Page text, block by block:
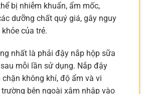
bị nhiễm khuẩn, ẩm mốc,
dưỡng chất quý giá, gây nguy
của trẻ.
nhất là phải đậy nắp hộp sữa
mỗi lần sử dụng. Nắp đậy
chặn không khí, độ ẩm và vi
bên ngoài xâm nhập vào